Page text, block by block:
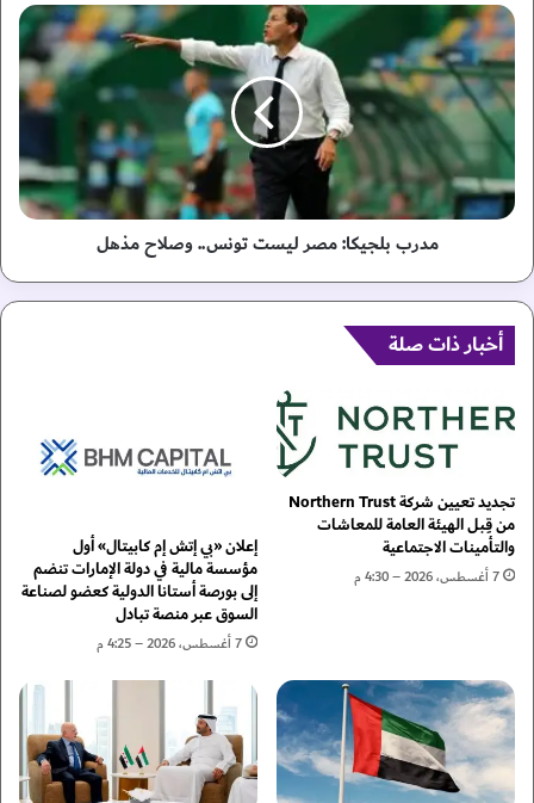
ر
ا
ت
ي
"
ي
ع
ز
ز
ح
ر
ل
ا
ف
ي
ل
ر
ا
ت
ف
ي
م
د
ر
ب
ب
ل
ج
ي
ك
م
ل
س
و
ن
س
.
ا
ح
م
ذ
ه
مدرب بلجيكا: مصر ليست تونس.. وصلاح مذهل
أخبار ذات صلة
تجديد تعيين شركة Northern Trust
من قِبل الهيئة العامة للمعاشات
والتأمينات الاجتماعية
7 أغسطس، 2026 – 4:30 م
إعلان «بي إتش إم كابيتال» أول
مؤسسة مالية في دولة الإمارات تنضم
إلى بورصة أستانا الدولية كعضو لصناعة
السوق عبر منصة تبادل
7 أغسطس، 2026 – 4:25 م